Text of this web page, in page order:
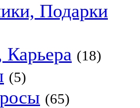
Подарки
Карьера (18)
(5)
(65)